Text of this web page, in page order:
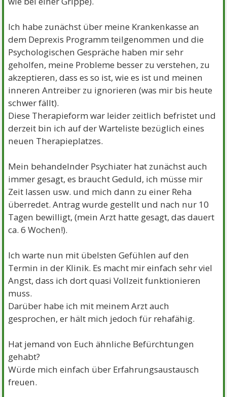
Ich habe zunächst über meine Krankenkasse an
dem Deprexis Programm teilgenommen und die
Psychologischen Gespräche haben mir sehr
geholfen, meine Probleme besser zu verstehen, zu
akzeptieren, dass es so ist, wie es ist und meinen
inneren Antreiber zu ignorieren (was mir bis heute
schwer fällt).
Diese Therapieform war leider zeitlich befristet und
derzeit bin ich auf der Warteliste bezüglich eines
neuen Therapieplatzes.
Mein behandelnder Psychiater hat zunächst auch
immer gesagt, es braucht Geduld, ich müsse mir
Zeit lassen usw. und mich dann zu einer Reha
überredet. Antrag wurde gestellt und nach nur 10
Tagen bewilligt, (mein Arzt hatte gesagt, das dauert
ca. 6 Wochen!).
Ich warte nun mit übelsten Gefühlen auf den
Termin in der Klinik. Es macht mir einfach sehr viel
Angst, dass ich dort quasi Vollzeit funktionieren
muss.
Darüber habe ich mit meinem Arzt auch
gesprochen, er hält mich jedoch für rehafähig.
Hat jemand von Euch ähnliche Befürchtungen
gehabt?
Würde mich einfach über Erfahrungsaustausch
freuen.